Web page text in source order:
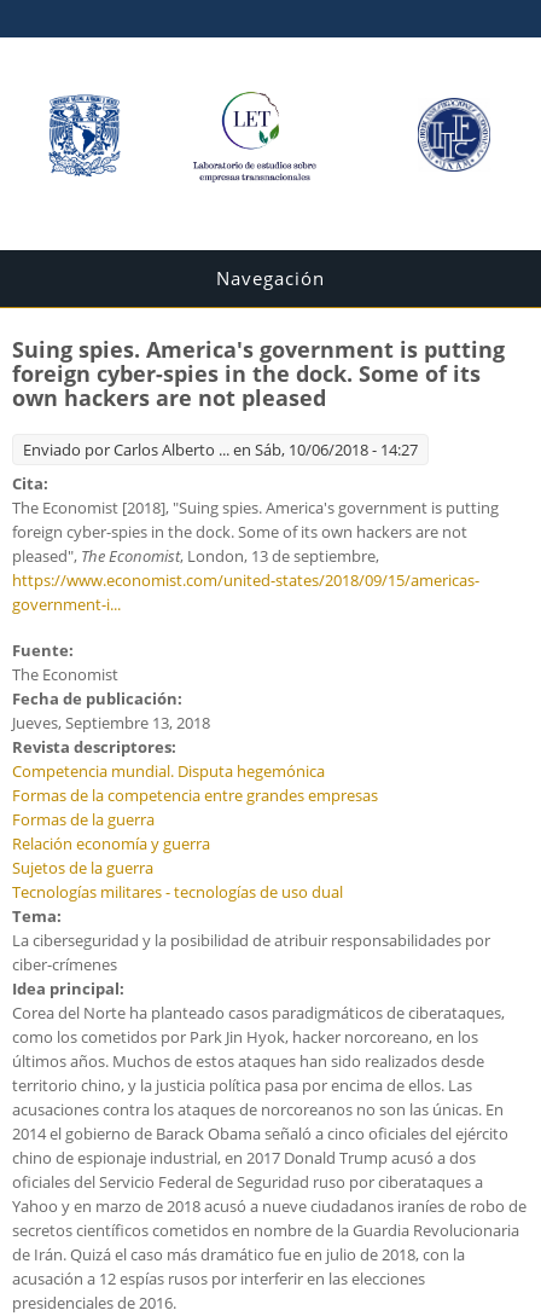
Navegación
Suing spies. America's government is putting
foreign cyber-spies in the dock. Some of its
own hackers are not pleased
Enviado porCarlos Alberto ...en Sáb, 10/06/2018 - 14:27
Cita:
The Economist [2018], "Suing spies. America's government is putting
foreign cyber-spies in the dock. Some of its own hackers are not
pleased", The Economist, London, 13 de septiembre,
https://www.economist.com/united-states/2018/09/15/americas-
government-i...
Fuente:
The Economist
Fecha de publicación:
Jueves, Septiembre 13, 2018
Revista descriptores:
Competencia mundial. Disputa hegemónica
Formas de la competencia entre grandes empresas
Formas de la guerra
Relación economía y guerra
Sujetos de la guerra
Tecnologías militares - tecnologías de uso dual
Tema:
La ciberseguridad y la posibilidad de atribuir responsabilidades por
ciber-crímenes
Idea principal:
Corea del Norte ha planteado casos paradigmáticos de ciberataques,
como los cometidos por Park Jin Hyok, hacker norcoreano, en los
últimos años. Muchos de estos ataques han sido realizados desde
territorio chino, y la justicia política pasa por encima de ellos. Las
acusaciones contra los ataques de norcoreanos no son las únicas. En
2014 el gobierno de Barack Obama señaló a cinco oficiales del ejército
chino de espionaje industrial, en 2017 Donald Trump acusó a dos
oficiales del Servicio Federal de Seguridad ruso por ciberataques a
Yahoo y en marzo de 2018 acusó a nueve ciudadanos iraníes de robo de
secretos científicos cometidos en nombre de la Guardia Revolucionaria
de Irán. Quizá el caso más dramático fue en julio de 2018, con la
acusación a 12 espías rusos por interferir en las elecciones
presidenciales de 2016.